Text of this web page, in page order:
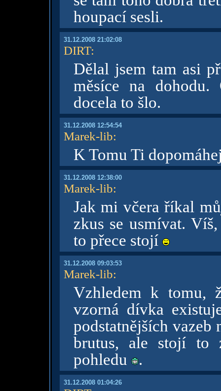
houpací sesli.
31.12.2008 21:02:08
DIRT:
Dělal jsem tam asi
měsíce na dohodu.
docela to šlo.
31.12.2008 12:54:54
Marek-lib:
K Tomu Ti
31.12.2008 12:38:00
Marek-lib:
Jak mi včera říkal
zkus se usmívat.
to přece stojí
31.12.2008 09:03:53
Marek-lib:
Vzhledem k tomu,
vzorná dívka
podstatnějších vazeb
brutus, ale stojí to
pohledu
.
31.12.2008 01:04:26